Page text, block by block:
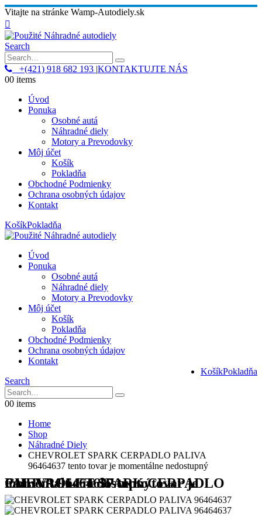
Vitajte na stránke Wamp-Autodiely.sk
Search
+(421) 918 682 193 |KONTAKTUJTE NÁS
00 items
Úvod
Ponuka
Osobné autá
Náhradné diely
Motory a Prevodovky
Môj účet
Košík
Pokladňa
Obchodné Podmienky
Ochrana osobných údajov
Kontakt
KošíkPokladňa
Úvod
Ponuka
Osobné autá
Náhradné diely
Motory a Prevodovky
Môj účet
Košík
Pokladňa
Obchodné Podmienky
Ochrana osobných údajov
Kontakt
KošíkPokladňa
Search
00 items
Home
Shop
Náhradné Diely
CHEVROLET SPARK CERPADLO PALIVA
96464637 tento tovar je momentálne nedostupný
CHEVROLET SPARK CERPADLO PALIVA 96464637 tento tovar je momentálne nedostupný